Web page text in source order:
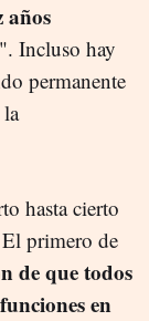
años
". Incluso hay
permanente
hasta cierto
primero de
de que todos
en